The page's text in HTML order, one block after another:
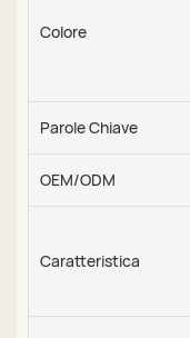
Colore
Parole Chiave
OEM/ODM
Caratteristica